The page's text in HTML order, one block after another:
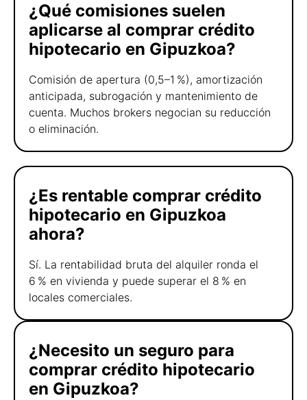
¿Qué comisiones suelen
aplicarse al comprar crédito
hipotecario en Gipuzkoa?
Comisión de apertura (0,5–1 %), amortización
anticipada, subrogación y mantenimiento de
cuenta. Muchos brokers negocian su reducción
o eliminación.
¿Es rentable comprar crédito
hipotecario en Gipuzkoa
ahora?
Sí. La rentabilidad bruta del alquiler ronda el
6 % en vivienda y puede superar el 8 % en
locales comerciales.
¿Necesito un seguro para
comprar crédito hipotecario
en Gipuzkoa?